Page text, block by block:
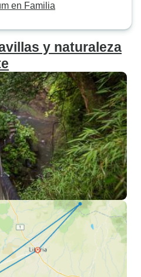
en Familia
y naturaleza